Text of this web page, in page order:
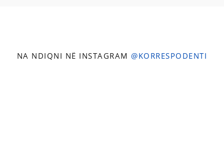
NA NDIQNI NË INSTAGRAM @KORRESPODENTI